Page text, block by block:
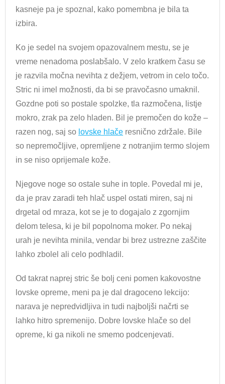
kasneje pa je spoznal, kako pomembna je bila ta
izbira.
Ko je sedel na svojem opazovalnem mestu, se je
vreme nenadoma poslabšalo. V zelo kratkem času se
je razvila močna nevihta z dežjem, vetrom in celo točo.
Stric ni imel možnosti, da bi se pravočasno umaknil.
Gozdne poti so postale spolzke, tla razmočena, listje
mokro, zrak pa zelo hladen. Bil je premočen do kože –
razen nog, saj so lovske hlače resnično zdržale. Bile
so nepremočljive, opremljene z notranjim termo slojem
in se niso oprijemale kože.
Njegove noge so ostale suhe in tople. Povedal mi je,
da je prav zaradi teh hlač uspel ostati miren, saj ni
drgetal od mraza, kot se je to dogajalo z zgornjim
delom telesa, ki je bil popolnoma moker. Po nekaj
urah je nevihta minila, vendar bi brez ustrezne zaščite
lahko zbolel ali celo podhladil.
Od takrat naprej stric še bolj ceni pomen kakovostne
lovske opreme, meni pa je dal dragoceno lekcijo:
narava je nepredvidljiva in tudi najboljši načrti se
lahko hitro spremenijo. Dobre lovske hlače so del
opreme, ki ga nikoli ne smemo podcenjevati.